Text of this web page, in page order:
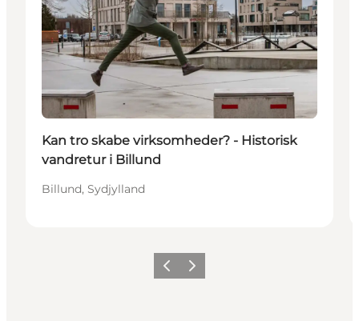
Kan tro skabe virksomheder? - Historisk
vandretur i Billund
Billund, Sydjylland
Forrige billede
Næste billede